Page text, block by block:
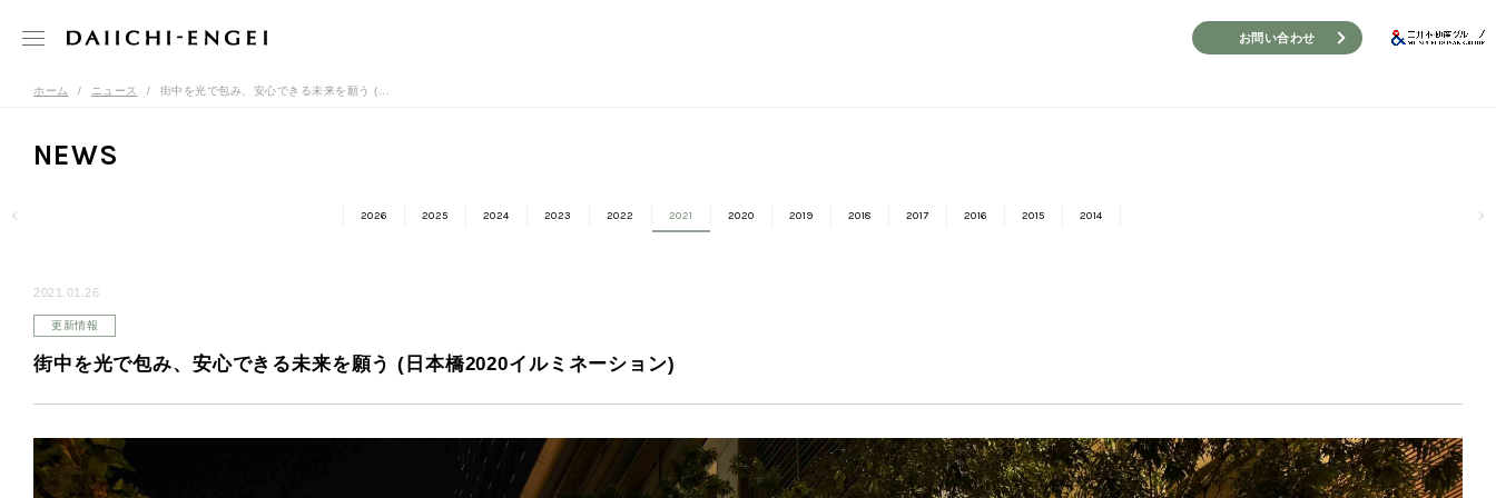
お問い合わせ
ホーム ニュース 街中を光で包み、安心できる未来を願う (...
NEWS
2026 2025 2024 2023 2022 2021 2020 2019 2018 2017 2016 2015 2014
2021.01.26
更新情報
街中を光で包み、安心できる未来を願う (日本橋2020イルミネーション)